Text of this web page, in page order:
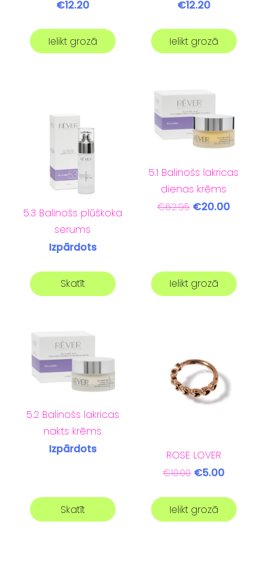
€12.20
Ielikt grozā
€12.20
Ielikt grozā
5.3 Balinošs plūškoka
serums
Izpārdots
Skatīt
5.1 Balinošs lakricas
dienas krēms
€62.95 €20.00
Ielikt grozā
5.2 Balinošs lakricas
nakts krēms
Izpārdots
Skatīt
ROSE LOVER
€10.00 €5.00
Ielikt grozā